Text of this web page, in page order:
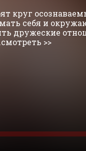
круг
себя и
дружеские
>>